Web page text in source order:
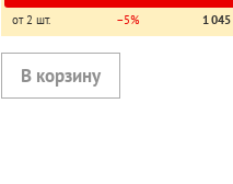
от 2 шт.
−5% 1 045